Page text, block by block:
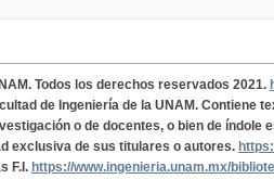
Todos los derechos reservados 2021.
de Ingeniería de la UNAM. Contiene
o de docentes, o bien de índole
exclusiva de sus titulares o autores.
F.I. https://www.ingenieria.unam.mx/